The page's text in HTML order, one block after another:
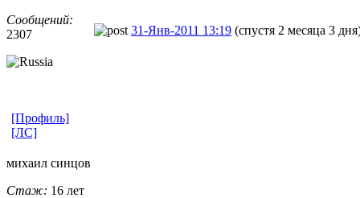
Сообщений:
2307
31-Янв-2011 13:19 (спустя 2 месяца 3
[Профиль]
[ЛС]
михаил синцов
Стаж: 16 лет